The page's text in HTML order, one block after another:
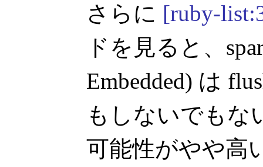
さらに [ruby-
ドを見ると、
Embedded) は
もしないでもな
可能性がやや高